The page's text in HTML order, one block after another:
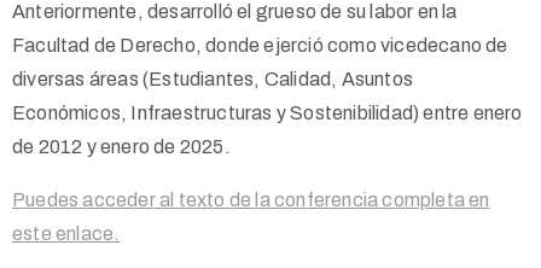
Anteriormente, desarrolló el grueso de su labor en la
Facultad de Derecho, donde ejerció como vicedecano de
diversas áreas (Estudiantes, Calidad, Asuntos
Económicos, Infraestructuras y Sostenibilidad) entre enero
de 2012 y enero de 2025.
Puedes acceder al texto de la conferencia completa en
este enlace.